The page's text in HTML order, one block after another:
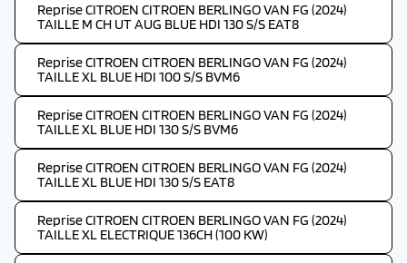
Reprise CITROEN CITROEN BERLINGO VAN FG (2024)
TAILLE M CH UT AUG BLUE HDI 130 S/S EAT8
Reprise CITROEN CITROEN BERLINGO VAN FG (2024)
TAILLE XL BLUE HDI 100 S/S BVM6
Reprise CITROEN CITROEN BERLINGO VAN FG (2024)
TAILLE XL BLUE HDI 130 S/S BVM6
Reprise CITROEN CITROEN BERLINGO VAN FG (2024)
TAILLE XL BLUE HDI 130 S/S EAT8
Reprise CITROEN CITROEN BERLINGO VAN FG (2024)
TAILLE XL ELECTRIQUE 136CH (100 KW)